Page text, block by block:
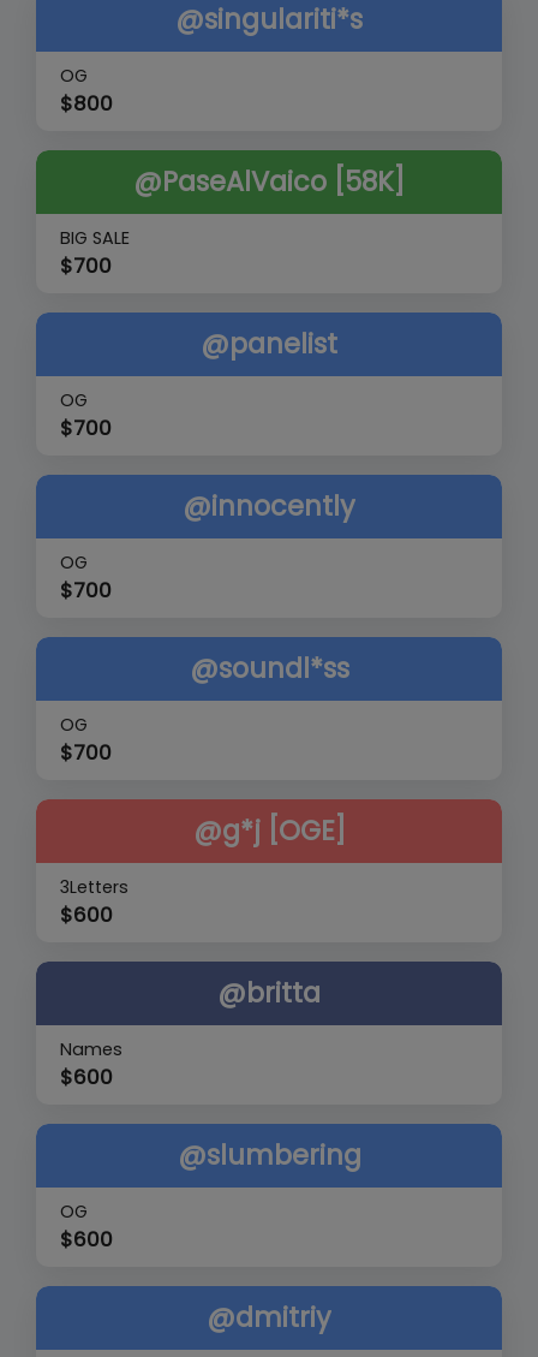
@singulariti*s
OG
$800
@PaseAlVaico [58K]
BIG SALE
$700
@panelist
OG
$700
@innocently
OG
$700
@soundl*ss
OG
$700
@g*j [OGE]
3Letters
$600
@britta
Names
$600
@slumbering
OG
$600
@dmitriy